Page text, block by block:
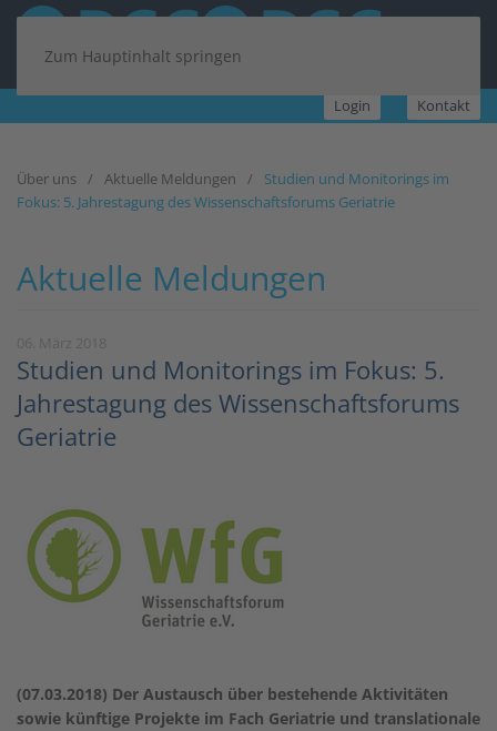
Zum Hauptinhalt springen
Login Kontakt
Über uns Aktuelle Meldungen
Studien und Monitorings im
Fokus: 5. Jahrestagung des Wissenschaftsforums Geriatrie
Aktuelle Meldungen
Studien und Monitorings im Fokus: 5.
Jahrestagung des Wissenschaftsforums
Geriatrie
(07.03.2018) Der Austausch über bestehende Aktivitäten
sowie künftige Projekte im Fach Geriatrie und translationale